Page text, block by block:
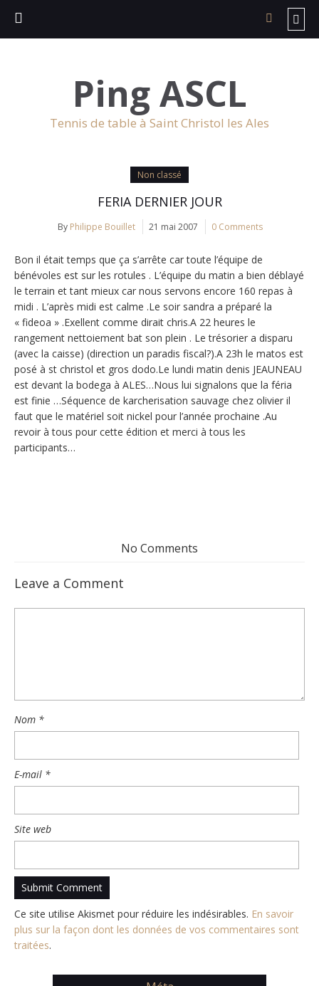
Ping ASCL
Tennis de table à Saint Christol les Ales
Non classé
FERIA DERNIER JOUR
By Philippe Bouillet 21 mai 2007 0 Comments
Bon il était temps que ça s’arrête car toute l’équipe de
bénévoles est sur les rotules . L’équipe du matin a bien déblayé
le terrain et tant mieux car nous servons encore 160 repas à
midi . L’après midi est calme .Le soir sandra a préparé la
« fideoa » .Exellent comme dirait chris.A 22 heures le
rangement nettoiement bat son plein . Le trésorier a disparu
(avec la caisse) (direction un paradis fiscal?).A 23h le matos est
posé à st christol et gros dodo.Le lundi matin denis JEAUNEAU
est devant la bodega à ALES…Nous lui signalons que la féria
est finie …Séquence de karcherisation sauvage chez olivier il
faut que le matériel soit nickel pour l’année prochaine .Au
revoir à tous pour cette édition et merci à tous les
participants…
No Comments
Leave a Comment
Nom *
E-mail *
Site web
Ce site utilise Akismet pour réduire les indésirables. En savoir
plus sur la façon dont les données de vos commentaires sont
traitées.